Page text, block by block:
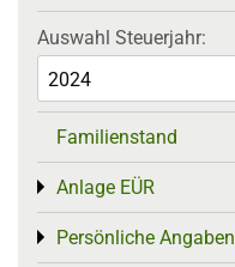
Auswahl Steuerjahr:
Familienstand
Anlage EÜR
Toggle menu
Persönliche Angaben
Toggle menu